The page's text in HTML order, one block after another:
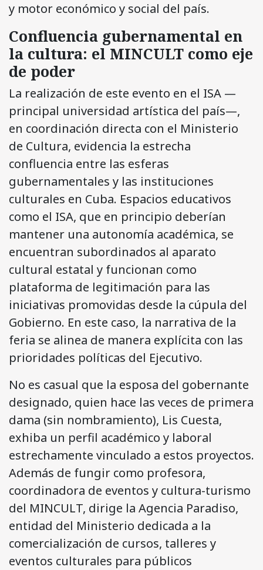
y motor económico y social del país.
Confluencia gubernamental en
la cultura: el MINCULT como eje
de poder
La realización de este evento en el ISA —
principal universidad artística del país—,
en coordinación directa con el Ministerio
de Cultura, evidencia la estrecha
confluencia entre las esferas
gubernamentales y las instituciones
culturales en Cuba. Espacios educativos
como el ISA, que en principio deberían
mantener una autonomía académica, se
encuentran subordinados al aparato
cultural estatal y funcionan como
plataforma de legitimación para las
iniciativas promovidas desde la cúpula del
Gobierno. En este caso, la narrativa de la
feria se alinea de manera explícita con las
prioridades políticas del Ejecutivo.
No es casual que la esposa del gobernante
designado, quien hace las veces de primera
dama (sin nombramiento), Lis Cuesta,
exhiba un perfil académico y laboral
estrechamente vinculado a estos proyectos.
Además de fungir como profesora,
coordinadora de eventos y cultura-turismo
del MINCULT, dirige la Agencia Paradiso,
entidad del Ministerio dedicada a la
comercialización de cursos, talleres y
eventos culturales para públicos